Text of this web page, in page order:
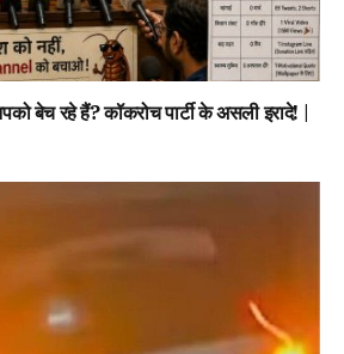
बेच रहे हैं? कॉकरोच पार्टी के असली इरादे! |